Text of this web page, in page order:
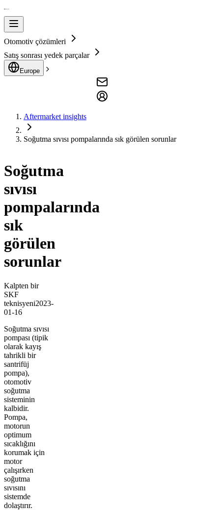
Otomotiv çözümleri
Satış sonrası yedek parçalar
Europe
Aftermarket insights
Soğutma sıvısı pompalarında sık görülen sorunlar
Soğutma
sıvısı
pompalarında
sık
görülen
sorunlar
Kalpten bir
SKF
teknisyeni2023-
01-16
Soğutma sıvısı
pompası (tipik
olarak kayış
tahrikli bir
santrifüj
pompa),
otomotiv
soğutma
sisteminin
kalbidir.
Pompa,
motorun
optimum
sıcaklığını
korumak için
motor
çalışırken
soğutma
sıvısını
sistemde
dolaştırır.